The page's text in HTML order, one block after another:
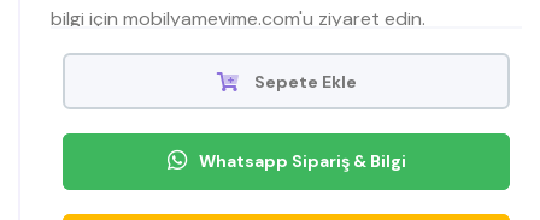
bilgi için mobilyamevime.com'u ziyaret edin.
Sepete Ekle
Whatsapp Sipariş & Bilgi